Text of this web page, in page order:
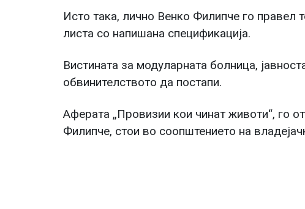
Исто така, лично Венко Филипче го правел
листа со напишана спецификација.
Вистината за модуларната болница,
обвинителството да постапи.
Аферата „Провизии кои чинат животи“, го
Филипче, стои во соопштението на